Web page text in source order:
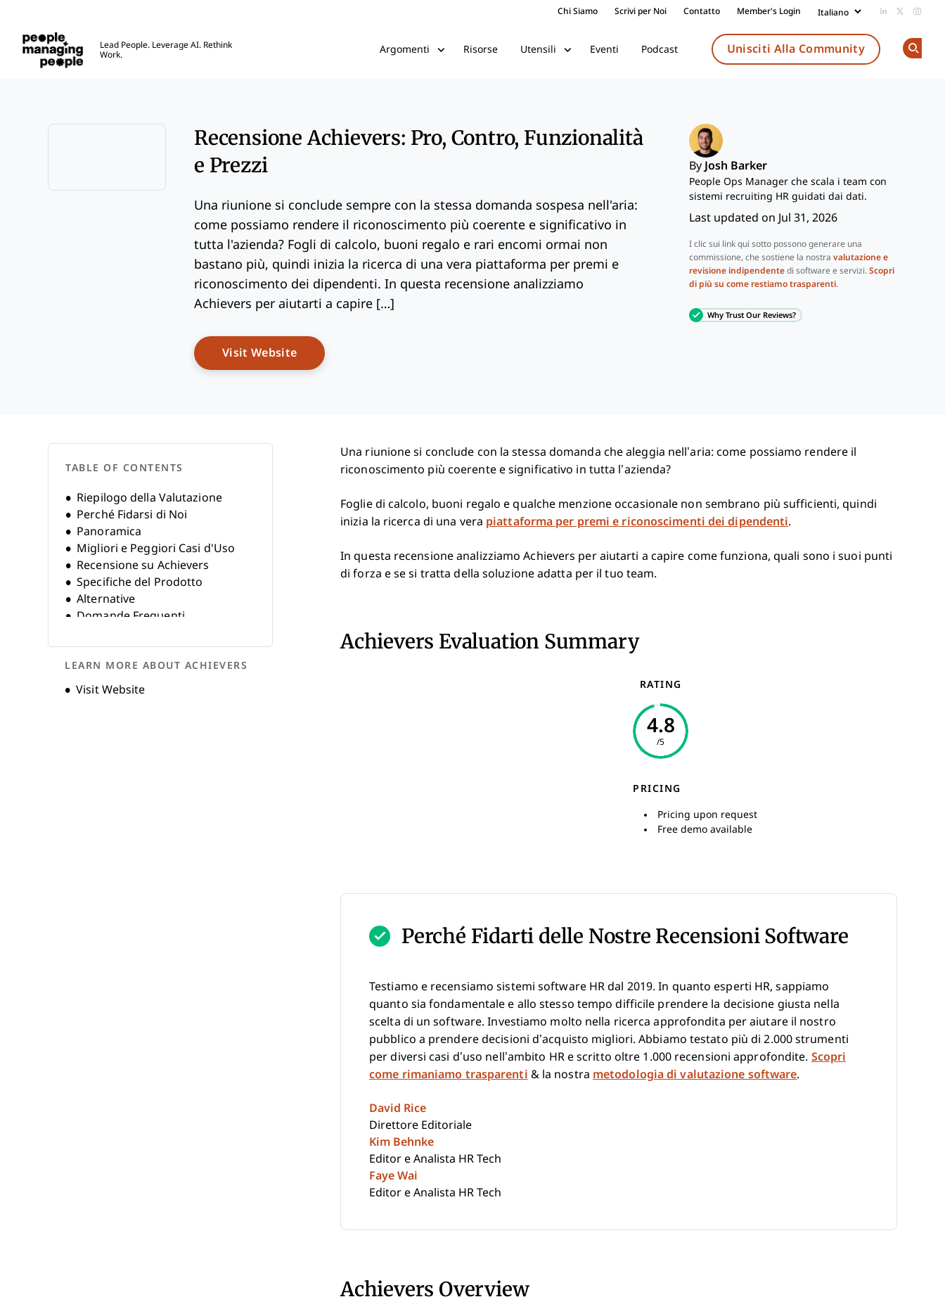
Chi Siamo Scrivi per Noi Contatto Member's Login Add us on
Follow
Lead People. Leverage AI. Rethink
Work.
Argomenti Risorse Utensili Eventi Podcast Unisciti Alla Community
Recensione Achievers: Pro, Contro, Funzionalità
e Prezzi
Una riunione si conclude sempre con la stessa domanda sospesa nell'aria:
come possiamo rendere il riconoscimento più coerente e significativo in
tutta l'azienda? Fogli di calcolo, buoni regalo e rari encomi ormai non
bastano più, quindi inizia la ricerca di una vera piattaforma per premi e
riconoscimento dei dipendenti. In questa recensione analizziamo
Achievers per aiutarti a capire […]
Visit WebsiteOpens New Window
By Josh Barker
People Ops Manager che scala i team con
sistemi recruiting HR guidati dai dati.
Last updated on Jul 31, 2026
I clic sui link qui sotto possono generare una
commissione, che sostiene la nostra valutazione e
revisione indipendente di software e servizi. Scopri
di più su come restiamo trasparenti.
Why Trust Our Reviews?
TABLE OF CONTENTS
Riepilogo della Valutazione
Perché Fidarsi di Noi
Panoramica
Migliori e Peggiori Casi d'Uso
Recensione su Achievers
Specifiche del Prodotto
Alternative
Domande Frequenti
LEARN MORE ABOUT ACHIEVERS
Visit Website
Opens new window
Una riunione si conclude con la stessa domanda che aleggia nell’aria: come possiamo rendere il
riconoscimento più coerente e significativo in tutta l’azienda?
Foglie di calcolo, buoni regalo e qualche menzione occasionale non sembrano più sufficienti, quindi
inizia la ricerca di una vera piattaforma per premi e riconoscimenti dei dipendenti.
In questa recensione analizziamo Achievers per aiutarti a capire come funziona, quali sono i suoi punti
di forza e se si tratta della soluzione adatta per il tuo team.
Achievers Evaluation Summary
RATING
4.8
/5
PRICING
Pricing upon request
Free demo available
Perché Fidarti delle Nostre Recensioni Software
Testiamo e recensiamo sistemi software HR dal 2019. In quanto esperti HR, sappiamo
quanto sia fondamentale e allo stesso tempo difficile prendere la decisione giusta nella
scelta di un software. Investiamo molto nella ricerca approfondita per aiutare il nostro
pubblico a prendere decisioni d’acquisto migliori. Abbiamo testato più di 2.000 strumenti
per diversi casi d’uso nell’ambito HR e scritto oltre 1.000 recensioni approfondite. Scopri
come rimaniamo trasparenti & la nostra metodologia di valutazione software.
David Rice
Direttore Editoriale
Kim Behnke
Editor e Analista HR Tech
Faye Wai
Editor e Analista HR Tech
Achievers Overview